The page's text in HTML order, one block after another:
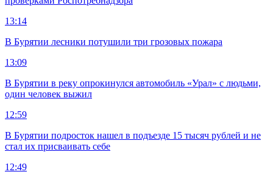
13:14
В Бурятии лесники потушили три грозовых пожара
13:09
В Бурятии в реку опрокинулся автомобиль «Урал» с людьми,
один человек выжил
12:59
В Бурятии подросток нашел в подъезде 15 тысяч рублей и не
стал их присваивать себе
12:49